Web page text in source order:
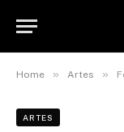
Home » Artes »
ARTES